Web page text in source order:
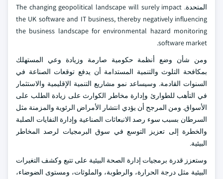
المتحدة. The changing geopolitical landscape will surely impact
the UK software and IT business, thereby negatively influencing
the business landscape for environmental hazard monitoring
software market.
ومن شأن وضع أنظمة حكومية صارمة وزيادة وعي المستهلك
بمكافحة التلوث والتنمية المستدامة أن يدفع توقعات الصناعة في
السنوات القادمة. وسيساعد نمو مشاريع التنمية الإقليمية والاستثمار
في التأهب للطوارئ وإدارة مخاطر الكوارث على زيادة الطلب على
الأسواق. ومن المرجح أن يؤدي انتشار الأمراض الرئوية والمزمنة مثل
السرطان بسبب سوء رصد الانبعاثات الصناعية وإدارة النفايات الصلبة
والخطرة إلى تعزيز التوسع في سوق البرمجيات لرصد المخاطر
البيئية.
وستعزز قدرة برمجيات إدارة الصحة البيئية على تتبع وكشف التغيرات
البيئية مثل درجة الحرارة، والرطوبة، والملوثات، ومستوى الضوضاء،